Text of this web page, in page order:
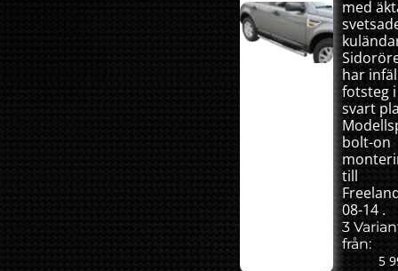
med
har
fotsteg i
svart
bolt-on
till
08-14 .
3
från:
5